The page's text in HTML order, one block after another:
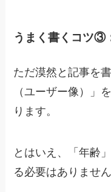
うまく書くコツ③
ただ漠然と記事を
（ユーザー像）」
ります。
とはいえ、「年齢
る必要はありません